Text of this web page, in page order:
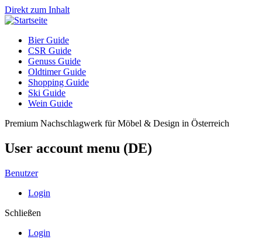
Direkt zum Inhalt
Bier Guide
CSR Guide
Genuss Guide
Oldtimer Guide
Shopping Guide
Ski Guide
Wein Guide
Premium Nachschlagwerk für Möbel & Design in Österreich
User account menu (DE)
Benutzer
Login
Schließen
Login